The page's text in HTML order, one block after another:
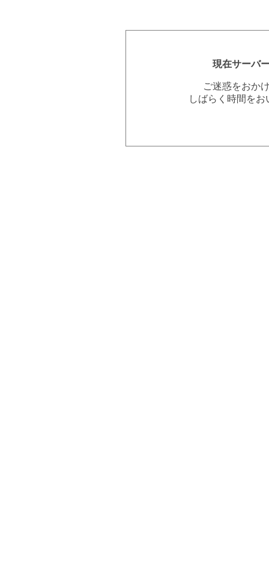
現在サーバ
ご迷惑をおか
しばらく時間を